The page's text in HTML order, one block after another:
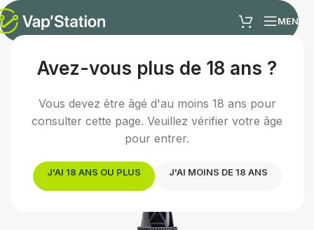
Avez-vous plus de 18 ans ?
Vous devez être âgé d'au moins 18 ans pour
consulter cette page. Veuillez vérifier votre âge
pour entrer.
J'AI 18 ANS OU PLUS J'AI MOINS DE 18 ANS
MENU
Accueil /E-liquides/E-liquide classic